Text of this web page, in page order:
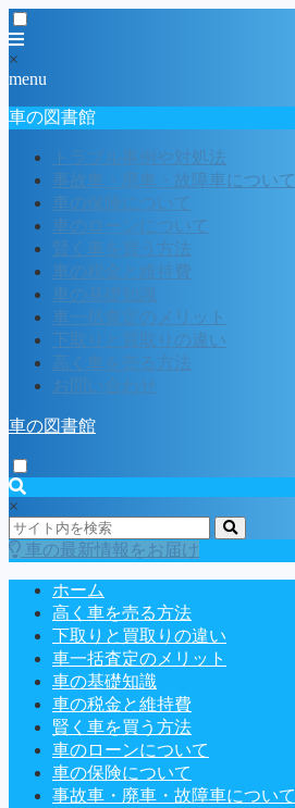
×
menu
車の図書館
トラブル事例や対処法
事故車・廃車・故障車について
車の保険について
車のローンについて
賢く車を買う方法
車の税金と維持費
車の基礎知識
車一括査定のメリット
下取りと買取りの違い
高く車を売る方法
お問い合わせ
車の図書館
×
車の最新情報をお届け
ホーム
高く車を売る方法
下取りと買取りの違い
車一括査定のメリット
車の基礎知識
車の税金と維持費
賢く車を買う方法
車のローンについて
車の保険について
事故車・廃車・故障車について